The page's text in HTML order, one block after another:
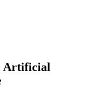
Artificial